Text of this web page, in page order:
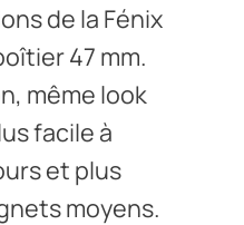
de la Fénix
47 mm.
même look
facile à
et plus
moyens.